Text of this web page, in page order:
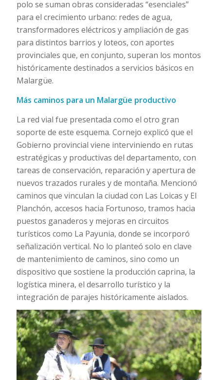
polo se suman obras consideradas “esenciales”
para el crecimiento urbano: redes de agua,
transformadores eléctricos y ampliación de gas
para distintos barrios y loteos, con aportes
provinciales que, en conjunto, superan los montos
históricamente destinados a servicios básicos en
Malargüe.
Más caminos para un Malargüe productivo
La red vial fue presentada como el otro gran
soporte de este esquema. Cornejo explicó que el
Gobierno provincial viene interviniendo en rutas
estratégicas y productivas del departamento, con
tareas de conservación, reparación y apertura de
nuevos trazados rurales y de montaña. Mencionó
caminos que vinculan la ciudad con Las Loicas y El
Planchón, accesos hacia Fortunoso, tramos hacia
puestos ganaderos y mejoras en circuitos
turísticos como La Payunia, donde se incorporó
señalización vertical. No lo planteó solo en clave
de mantenimiento de caminos, sino como un
dispositivo que sostiene la producción caprina, la
logística minera, el desarrollo turístico y la
integración de parajes históricamente aislados.